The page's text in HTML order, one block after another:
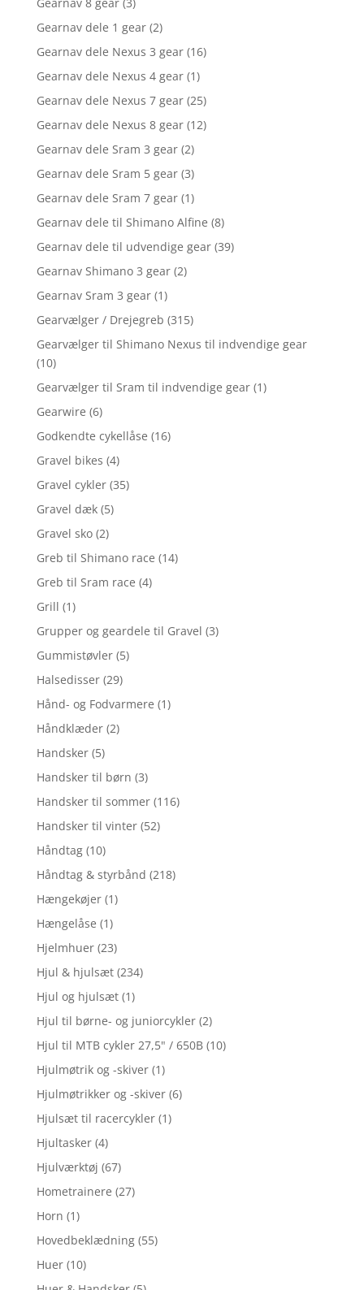
Gearnav 8 gear (3)
Gearnav dele 1 gear (2)
Gearnav dele Nexus 3 gear (16)
Gearnav dele Nexus 4 gear (1)
Gearnav dele Nexus 7 gear (25)
Gearnav dele Nexus 8 gear (12)
Gearnav dele Sram 3 gear (2)
Gearnav dele Sram 5 gear (3)
Gearnav dele Sram 7 gear (1)
Gearnav dele til Shimano Alfine (8)
Gearnav dele til udvendige gear (39)
Gearnav Shimano 3 gear (2)
Gearnav Sram 3 gear (1)
Gearvælger / Drejegreb (315)
Gearvælger til Shimano Nexus til indvendige gear
(10)
Gearvælger til Sram til indvendige gear (1)
Gearwire (6)
Godkendte cykellåse (16)
Gravel bikes (4)
Gravel cykler (35)
Gravel dæk (5)
Gravel sko (2)
Greb til Shimano race (14)
Greb til Sram race (4)
Grill (1)
Grupper og geardele til Gravel (3)
Gummistøvler (5)
Halsedisser (29)
Hånd- og Fodvarmere (1)
Håndklæder (2)
Handsker (5)
Handsker til børn (3)
Handsker til sommer (116)
Handsker til vinter (52)
Håndtag (10)
Håndtag & styrbånd (218)
Hængekøjer (1)
Hængelåse (1)
Hjelmhuer (23)
Hjul & hjulsæt (234)
Hjul og hjulsæt (1)
Hjul til børne- og juniorcykler (2)
Hjul til MTB cykler 27,5" / 650B (10)
Hjulmøtrik og -skiver (1)
Hjulmøtrikker og -skiver (6)
Hjulsæt til racercykler (1)
Hjultasker (4)
Hjulværktøj (67)
Hometrainere (27)
Horn (1)
Hovedbeklædning (55)
Huer (10)